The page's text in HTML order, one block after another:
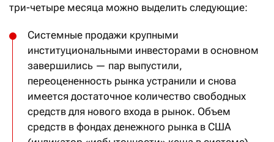
три-четыре месяца можно выделить следующие:
Системные продажи крупными
институциональными инвесторами в основном
завершились — пар выпустили,
переоцененность рынка устранили и снова
имеется достаточное количество свободных
средств для нового входа в рынок. Объем
средств в фондах денежного рынка в США